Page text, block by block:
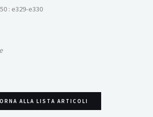
: e329-e330
ALLA LISTA ARTICOLI